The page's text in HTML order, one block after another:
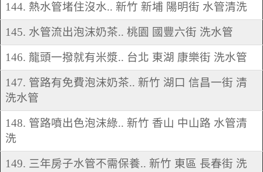
144. 熱水管堵住沒水.. 新竹 新埔 陽明街 水管清洗
145. 水管流出泡沫奶茶.. 桃園 國豐六街 洗水管
146. 龍頭一撥就有米漿.. 台北 東湖 康樂街 洗水管
147. 管路有免費泡沫奶茶.. 新竹 湖口 信昌一街 清
洗水管
148. 管路噴出色泡沫綠.. 新竹 香山 中山路 水管清
洗
149. 三年房子水管不需保養.. 新竹 東區 長春街 洗